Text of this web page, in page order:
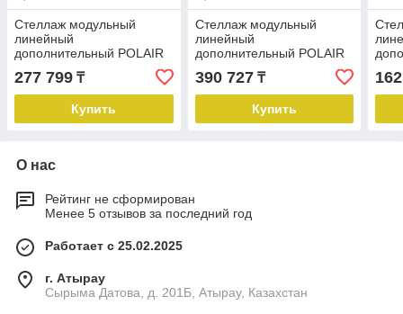
Стеллаж модульный
линейный
дополнительный POLAIR
LOAD.ME INOX
18AL.5IN40.08Е
277 799 ₸
Купить
Стеллаж модульный
линейный
дополнительный POLAIR
LOAD.ME INOX
18AL.5IN40.12Е
390 727₸
Купить
О нас
Рейтинг не сформирован
Менее 5 отзывов за последний год
Работает с 25.02.2025
г. Атырау
Сырыма Датова, д. 201Б, Атырау, Казахстан